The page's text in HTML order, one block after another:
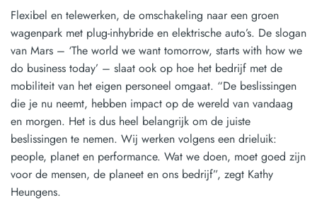
Flexibel en telewerken, de omschakeling naar een groen
wagenpark met plug-inhybride en elektrische auto’s. De slogan
van Mars – ‘The world we want tomorrow, starts with how we
do business today’ – slaat ook op hoe het bedrijf met de
mobiliteit van het eigen personeel omgaat. “De beslissingen
die je nu neemt, hebben impact op de wereld van vandaag
en morgen. Het is dus heel belangrijk om de juiste
beslissingen te nemen. Wij werken volgens een drieluik:
people, planet en performance. Wat we doen, moet goed zijn
voor de mensen, de planeet en ons bedrijf”, zegt Kathy
Heungens.